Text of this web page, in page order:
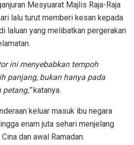
Mesyuarat Majlis Raja-Raja
lalu turut memberi kesan kepada
laluan yang melibatkan pergerakan
ini menyebabkan tempoh
panjang, bukan hanya pada
katanya.
keluar masuk ibu negara
enam juta sehari menjelang
dan awal Ramadan.